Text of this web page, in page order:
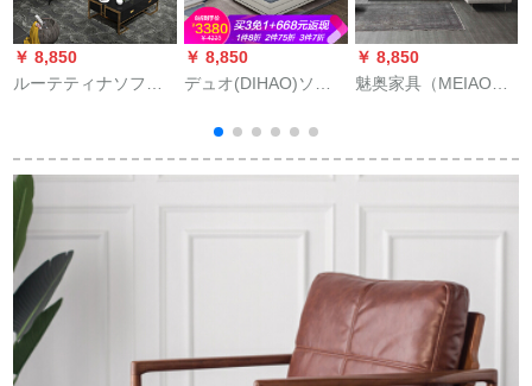
￥ 8,850
ルーテティナソファ
ァァァァァ现代シン
プロ家具灰2人挂け位
+1人挂けけ
￥ 8,850
デュオ(DIHAO)ソフ
家具の近代的なシン
プロプロプロプロプ
组み合わせた北欧ス
￥ 8,850
魅奥家具（MEIAO）
家型を整えました。
さ家具3人挂け＋グー
クジやラテックスコ
ーナー。